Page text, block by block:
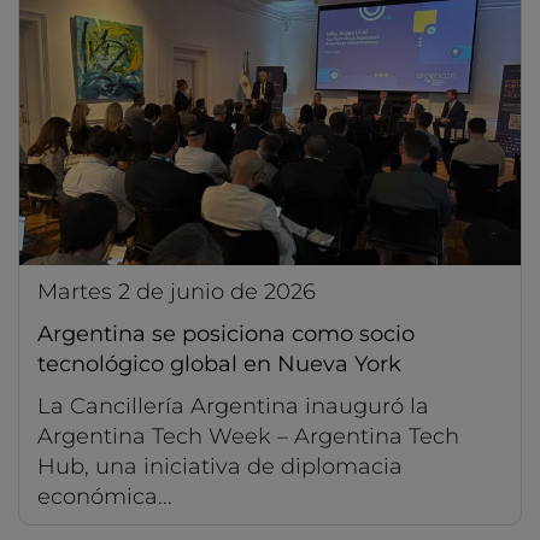
martes 2 de junio de 2026
Argentina se posiciona como socio
tecnológico global en Nueva York
La Cancillería Argentina inauguró la
Argentina Tech Week – Argentina Tech
Hub, una iniciativa de diplomacia
económica...